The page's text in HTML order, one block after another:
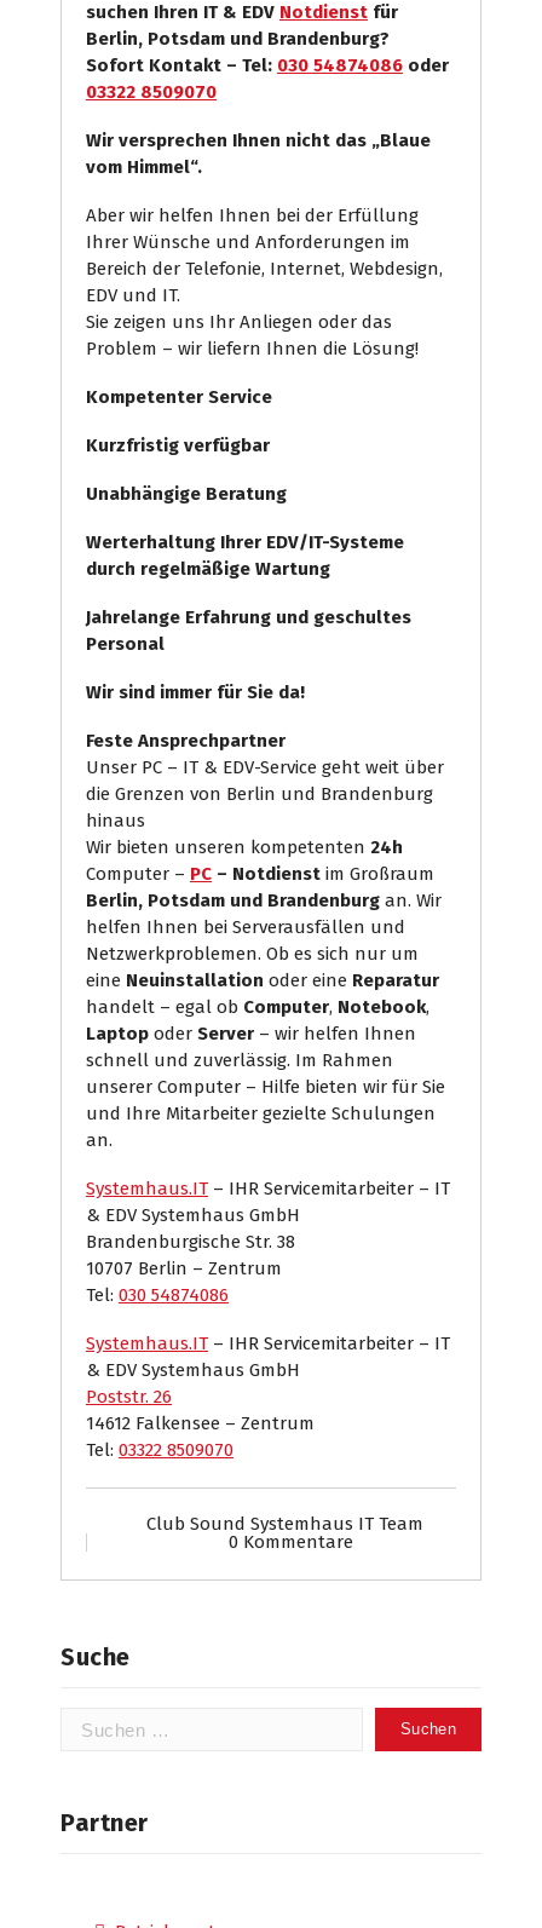
suchen Ihren IT & EDV Notdienst für
Berlin, Potsdam und Brandenburg?
Sofort Kontakt – Tel: 030 54874086 oder
03322 8509070
Wir versprechen Ihnen nicht das „Blaue
vom Himmel“.
Aber wir helfen Ihnen bei der Erfüllung
Ihrer Wünsche und Anforderungen im
Bereich der Telefonie, Internet, Webdesign,
EDV und IT.
Sie zeigen uns Ihr Anliegen oder das
Problem – wir liefern Ihnen die Lösung!
Kompetenter Service
Kurzfristig verfügbar
Unabhängige Beratung
Werterhaltung Ihrer EDV/IT-Systeme
durch regelmäßige Wartung
Jahrelange Erfahrung und geschultes
Personal
Wir sind immer für Sie da!
Feste Ansprechpartner
Unser PC – IT & EDV-Service geht weit über
die Grenzen von Berlin und Brandenburg
hinaus
Wir bieten unseren kompetenten 24h
Computer – PC – Notdienst im Großraum
Berlin, Potsdam und Brandenburg an. Wir
helfen Ihnen bei Serverausfällen und
Netzwerkproblemen. Ob es sich nur um
eine Neuinstallation oder eine Reparatur
handelt – egal ob Computer, Notebook,
Laptop oder Server – wir helfen Ihnen
schnell und zuverlässig. Im Rahmen
unserer Computer – Hilfe bieten wir für Sie
und Ihre Mitarbeiter gezielte Schulungen
an.
Systemhaus.IT – IHR Servicemitarbeiter – IT
& EDV Systemhaus GmbH
Brandenburgische Str. 38
10707 Berlin – Zentrum
Tel: 030 54874086
Systemhaus.IT – IHR Servicemitarbeiter – IT
& EDV Systemhaus GmbH
Poststr. 26
14612 Falkensee – Zentrum
Tel: 03322 8509070
Club Sound Systemhaus IT Team
0 Kommentare
Suche
Suchen
Partner